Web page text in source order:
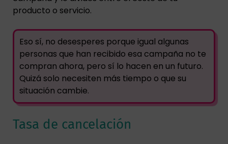
producto o servicio.
Eso sí, no desesperes porque igual algunas
personas que han recibido esa campaña no te
compran ahora, pero sí lo hacen en un futuro.
Quizá solo necesiten más tiempo o que su
situación cambie.
Tasa de cancelación